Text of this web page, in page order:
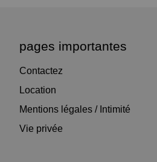
pages importantes
Contactez
Location
Mentions légales / Intimité
Vie privée